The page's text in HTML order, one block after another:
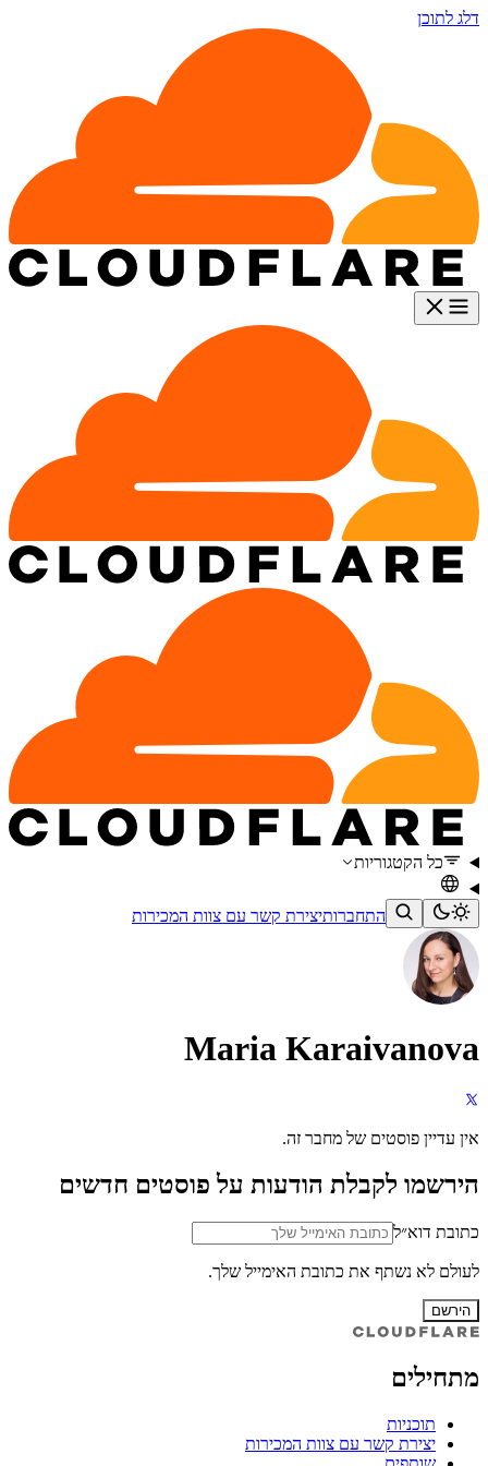
דלג לתוכן
כל הקטגוריות
התחברותיצירת קשר עם צוות המכירות
Maria Karaivanova
אין עדיין פוסטים של מחבר זה.
הירשמו לקבלת הודעות על פוסטים חדשים
כתובת דוא״ל
לעולם לא נשתף את כתובת האימייל שלך.
הירשם
מתחילים
תוכניות
יצירת קשר עם צוות המכירות